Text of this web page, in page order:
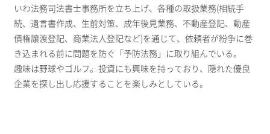
いわ法務司法書士事務所を立ち上げ、各種の取扱業務(相続手
続、遺言書作成、生前対策、成年後見業務、不動産登記、動産
債権譲渡登記、商業法人登記など)を通じて、依頼者が紛争に巻
き込まれる前に問題を防ぐ「予防法務」に取り組んでいる。
趣味は野球やゴルフ。投資にも興味を持っており、隠れた優良
企業を探し出し応援することを楽しみとしている。